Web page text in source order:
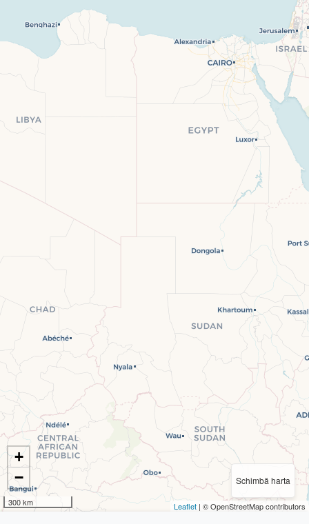
Schimbă harta
+
−
300 km Leaflet | © OpenStreetMap contributors